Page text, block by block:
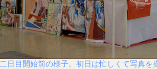
二日目開始前の様子。初日は忙しくて写真